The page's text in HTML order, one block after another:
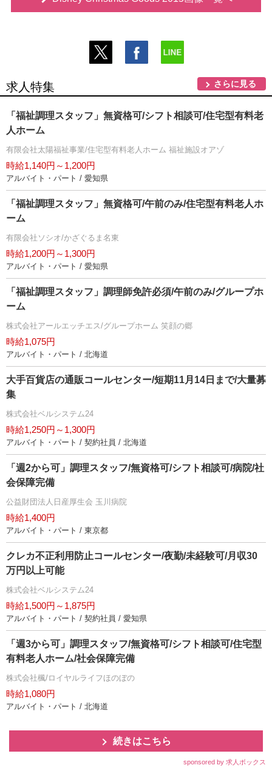
求人特集 さらに見る
「福祉調理スタッフ」無資格可/シフト相談可/住宅型有料老
人ホーム
有限会社太陽福祉事業/住宅型有料老人ホーム 福祉施設オアゾ
時給1,140円～1,200円
アルバイト・パート / 愛知県
「福祉調理スタッフ」無資格可/午前のみ/住宅型有料老人ホ
ーム
有限会社ソシオ/かざぐるま名東
時給1,200円～1,300円
アルバイト・パート / 愛知県
「福祉調理スタッフ」調理師免許必須/午前のみ/グループホ
ーム
株式会社アールエッチエス/グループホーム 笑顔の郷
時給1,075円
アルバイト・パート / 北海道
大手百貨店の通販コールセンター/短期11月14日まで/大量募
集
株式会社ベルシステム24
時給1,250円～1,300円
アルバイト・パート / 契約社員 / 北海道
「週2から可」調理スタッフ/無資格可/シフト相談可/病院/社
会保障完備
公益財団法人日産厚生会 玉川病院
時給1,400円
アルバイト・パート / 東京都
クレカ不正利用防止コールセンター/夜勤/未経験可/月収30
万円以上可能
株式会社ベルシステム24
時給1,500円～1,875円
アルバイト・パート / 契約社員 / 愛知県
「週3から可」調理スタッフ/無資格可/シフト相談可/住宅型
有料老人ホーム/社会保障完備
株式会社楓/ロイヤルライフほのぼの
時給1,080円
アルバイト・パート / 北海道
続きはこちら
sponsored by 求人ボックス